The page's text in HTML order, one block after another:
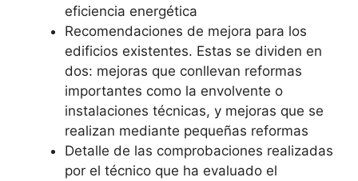
eficiencia energética
Recomendaciones de mejora para los
edificios existentes. Estas se dividen en
dos: mejoras que conllevan reformas
importantes como la envolvente o
instalaciones técnicas, y mejoras que se
realizan mediante pequeñas reformas
Detalle de las comprobaciones realizadas
por el técnico que ha evaluado el